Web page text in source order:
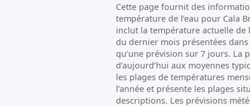
Cette page fournit des
température de l’eau pour Cala
inclut la température actuelle de
du dernier mois présentées
qu’une prévision sur 7 jours. La
d’aujourd’hui aux moyennes
les plages de températures
l’année et présente les plages
descriptions. Les prévisions